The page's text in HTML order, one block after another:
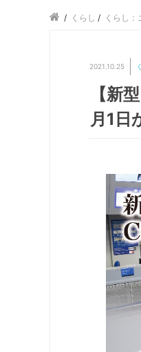
/ くらし / くらし：
2021.10.25
【新
月1日